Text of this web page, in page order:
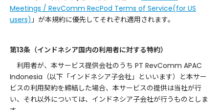
Meetings / RevComm RecPod Terms of Service(for US
users)」が本規約に優先してそれぞれ適用されます。
第13条（インドネシア国内の利用者に対する特約）
利用者が、本サービス提供会社のうち PT RevComm APAC
Indonesia（以下「インドネシア子会社」といいます）と本サー
ビスの利用契約を締結した場合、本サービスの提供は当社が行
い、それ以外については、インドネシア子会社が行うものとしま